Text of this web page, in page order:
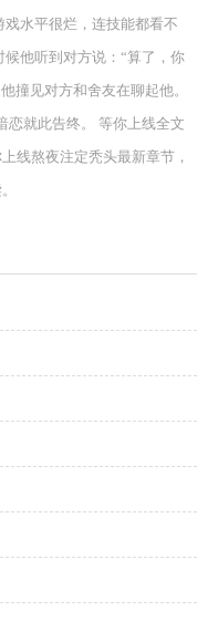
水平很烂，连技能都看不
他听到对方说：“算了，你
撞见对方和舍友在聊起他。
恋就此告终。 等你上线全文
线熬夜注定秃头最新章节，